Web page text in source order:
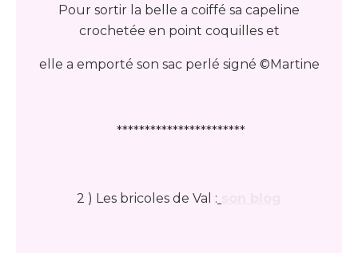
Pour sortir la belle a coiffé sa capeline
crochetée en point coquilles et
elle a emporté son sac perlé signé ©Martine
***********************
2 ) Les bricoles de Val :